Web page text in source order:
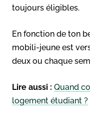
toujours éligibles.
En fonction de ton
mobili-jeune est
deux ou chaque
Lire aussi : Quand
logement étudiant ?